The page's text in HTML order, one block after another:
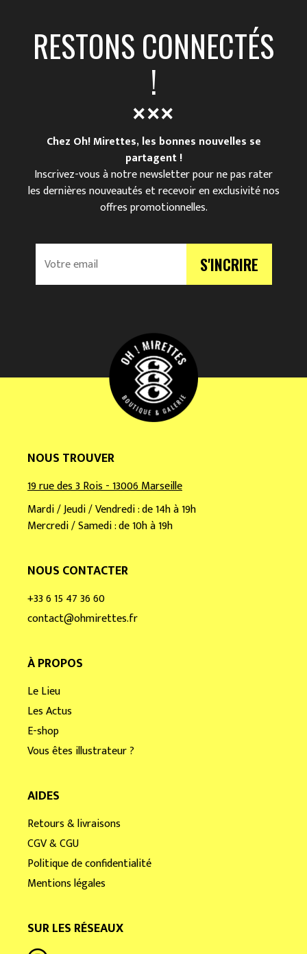
RESTONS CONNECTÉS
!
Chez Oh! Mirettes, les bonnes nouvelles se
partagent !
Inscrivez-vous à notre newsletter pour ne pas rater
les dernières nouveautés et recevoir en exclusivité nos
offres promotionnelles.
V
r
l
S'INCRIRE
NOUS TROUVER
19 rue des 3 Rois - 13006 Marseille
Mardi / Jeudi / Vendredi : de 14h à 19h
Mercredi / Samedi : de 10h à 19h
NOUS CONTACTER
+33 6 15 47 36 60
contact@ohmirettes.fr
À PROPOS
Le Lieu
Les Actus
E-shop
Vous êtes illustrateur ?
AIDES
Retours & livraisons
CGV & CGU
Politique de confidentialité
Mentions légales
SUR LES RÉSEAUX